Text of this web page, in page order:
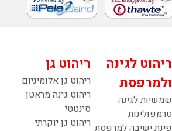
ריהוט לגינה
ולמרפסת
שמשיות לגינה
טרמפולינות
פינת ישיבה למרפסת
ריהוט גן
ריהוט גן אלומיניום
ריהוט גינה מראטן
סינטטי
ריהוט גן יוקרתי